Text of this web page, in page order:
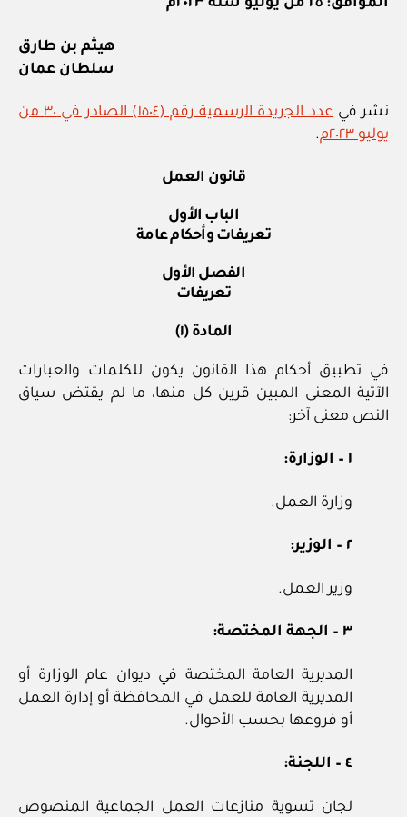
الموافق: ٢٥ من يوليو سنة ٢٠٢٣م
هيثم بن طارق
سلطان عمان
نشر في
عدد الجريدة الرسمية رقم (١٥٠٤) الصادر في ٣٠ من
يوليو ٢٠٢٣م
.
قانون العمل
الباب الأول
تعريفات وأحكام عامة
الفصل الأول
تعريفات
المادة (١)
في تطبيق أحكام هذا القانون يكون للكلمات والعبارات
الآتية المعنى المبين قرين كل منها، ما لم يقتض سياق
النص معنى آخر:
١ – الوزارة:
وزارة العمل.
٢ – الوزير:
وزير العمل.
٣ – الجهة المختصة:
المديرية العامة المختصة في ديوان عام الوزارة أو
المديرية العامة للعمل في المحافظة أو إدارة العمل
أو فروعها بحسب الأحوال.
٤ – اللجنة:
لجان تسوية منازعات العمل الجماعية المنصوص